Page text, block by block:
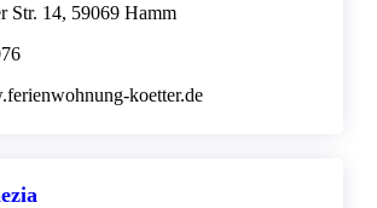
Str. 14, 59069 Hamm
koetter.de